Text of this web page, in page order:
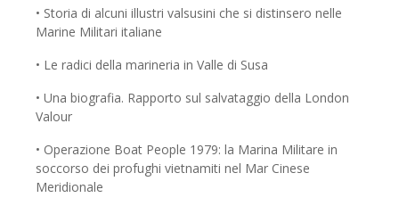
• Storia di alcuni illustri valsusini che si distinsero nelle
Marine Militari italiane
• Le radici della marineria in Valle di Susa
• Una biografia. Rapporto sul salvataggio della London
Valour
• Operazione Boat People 1979: la Marina Militare in
soccorso dei profughi vietnamiti nel Mar Cinese
Meridionale